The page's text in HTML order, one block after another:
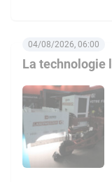
La technologie
04/08/2026, 06:00